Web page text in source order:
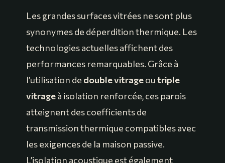
Les grandes surfaces vitrées ne sont plus
synonymes de déperdition thermique. Les
technologies actuelles affichent des
performances remarquables. Grâce à
l’utilisation de double vitrageoutriple
vitrageà isolation renforcée, ces parois
atteignent des coefficients de
transmission thermique compatibles avec
les exigences de la maison passive.
L’isolation acoustique est également